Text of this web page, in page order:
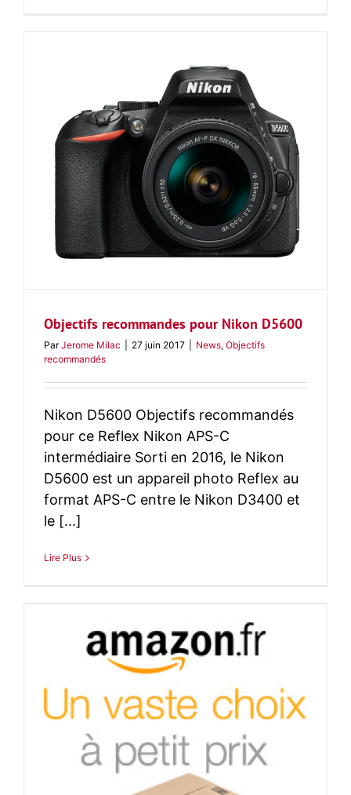
Objectifs recommandes pour Nikon D5600
ParJerome Milac 27 juin 2017 News, Objectifs
recommandés
Nikon D5600 Objectifs recommandés
pour ce Reflex Nikon APS-C
intermédiaire Sorti en 2016, le Nikon
D5600 est un appareil photo Reflex au
format APS-C entre le Nikon D3400 et
le [...]
Lire Plus